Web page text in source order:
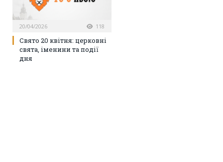
20/04/2026 118
Свято 20 квітня: церковні
свята, іменини та події
дня